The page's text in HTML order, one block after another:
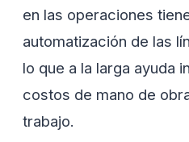
en las operaciones
automatización de las
lo que a la larga ayuda
costos de mano de
trabajo.